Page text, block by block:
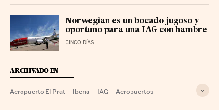
Norwegian es un bocado jugoso y
oportuno para una IAG con hambre
CINCO DÍAS
ARCHIVADO EN
Aeropuerto El Prat Iberia IAG Aeropuertos